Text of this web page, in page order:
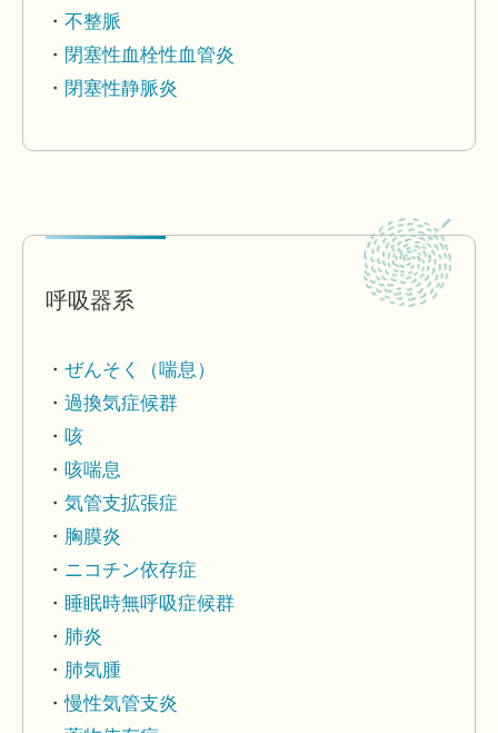
不整脈
閉塞性血栓性血管炎
閉塞性静脈炎
呼吸器系
ぜんそく（喘息）
過換気症候群
咳
咳喘息
気管支拡張症
胸膜炎
ニコチン依存症
睡眠時無呼吸症候群
肺炎
肺気腫
慢性気管支炎